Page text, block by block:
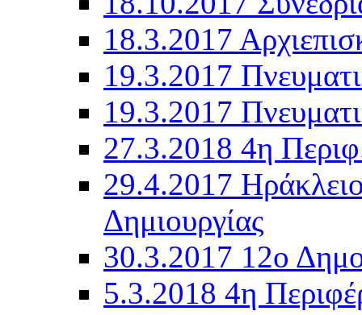
18.3.2017
19.3.2017
19.3.2017
27.3.2018 4η
29.4.2017
Δημιουργίας
30.3.2017 12ο
5.3.2018 4η